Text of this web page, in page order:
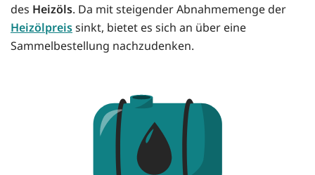
des Heizöls. Da mit steigender Abnahmemenge der
Heizölpreissinkt, bietet es sich an über eine
Sammelbestellung nachzudenken.